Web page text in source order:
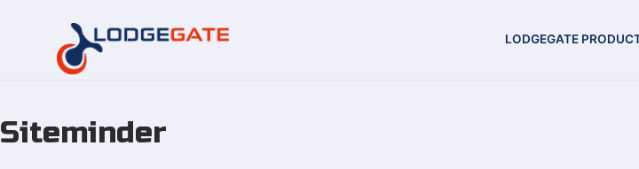
Overslaan
naar
LODGEGATE
Siteminder